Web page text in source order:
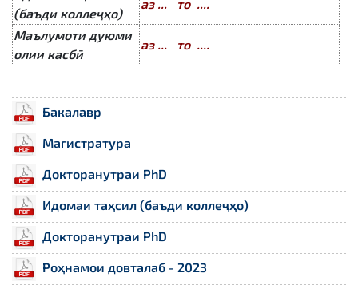
(баъди коллеҷҳо)
аз ... то ....
Маълумоти дуюми
олии касбӣ
аз ... то ....
Бакалавр
Магистратура
Докторанутраи PhD
Идомаи таҳсил (баъди коллеҷҳо)
Докторанутраи PhD
Роҳнамои довталаб - 2023